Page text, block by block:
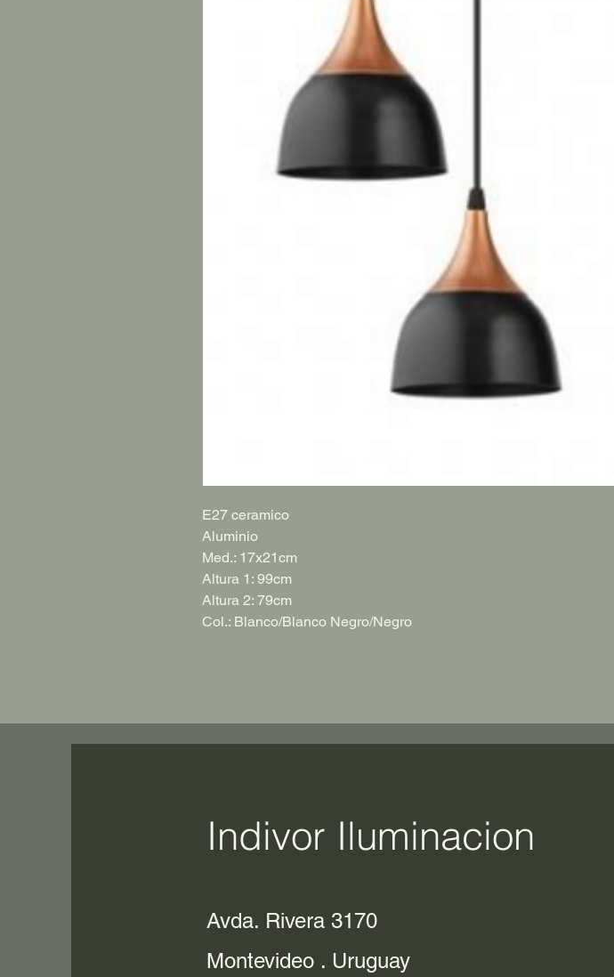
E27 ceramico
Aluminio
Med.: 17x21cm
Altura 1: 99cm
Altura 2: 79cm
Col.: Blanco/Blanco Negro/Negro
Indivor Iluminacion
Avda. Rivera 3170
Montevideo . Uruguay